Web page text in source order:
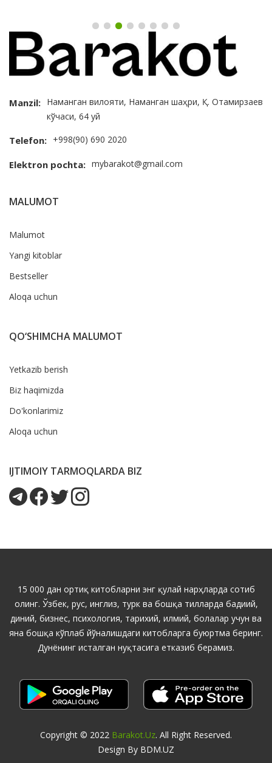
Manzil: Наманган вилояти, Наманган шаҳри, Қ. Отамирзаев
кўчаси, 64 уй
Telefon: +998(90) 690 2020
Elektron pochta: mybarakot@gmail.com
MALUMOT
Malumot
Yangi kitoblar
Bestseller
Aloqa uchun
QO‘SHIMCHA MALUMOT
Yetkazib berish
Biz haqimizda
Do'konlarimiz
Aloqa uchun
IJTIMOIY TARMOQLARDA BIZ
15 000 дан ортиқ китобларни энг қулай нарҳларда сотиб
олинг. Ўзбек, рус, инглиз, турк ва бошқа тилларда бадиий,
диний, бизнес, психология, тарихий, илмий, болалар учун ва
яна бошқа кўплаб йўналишдаги китобларга буюртма беринг.
Дунёнинг исталган нуқтасига етказиб берамиз.
Copyright © 2022 Barakot.uz. All Right Reserved.
Design By BDM.UZ